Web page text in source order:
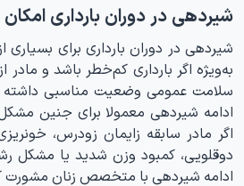
شیردهی در دوران بارداری
شیردهی در دوران بارداری برای بسیاری
به‌ویژه اگر بارداری کم‌خطر باشد و مادر
سلامت عمومی وضعیت مناسبی داشته
ادامه شیردهی معمولا برای جنین
اگر مادر سابقه زایمان زودرس،
دوقلویی، کمبود وزن شدید یا مشکل
ادامه شیردهی با متخصص زنان مشورت